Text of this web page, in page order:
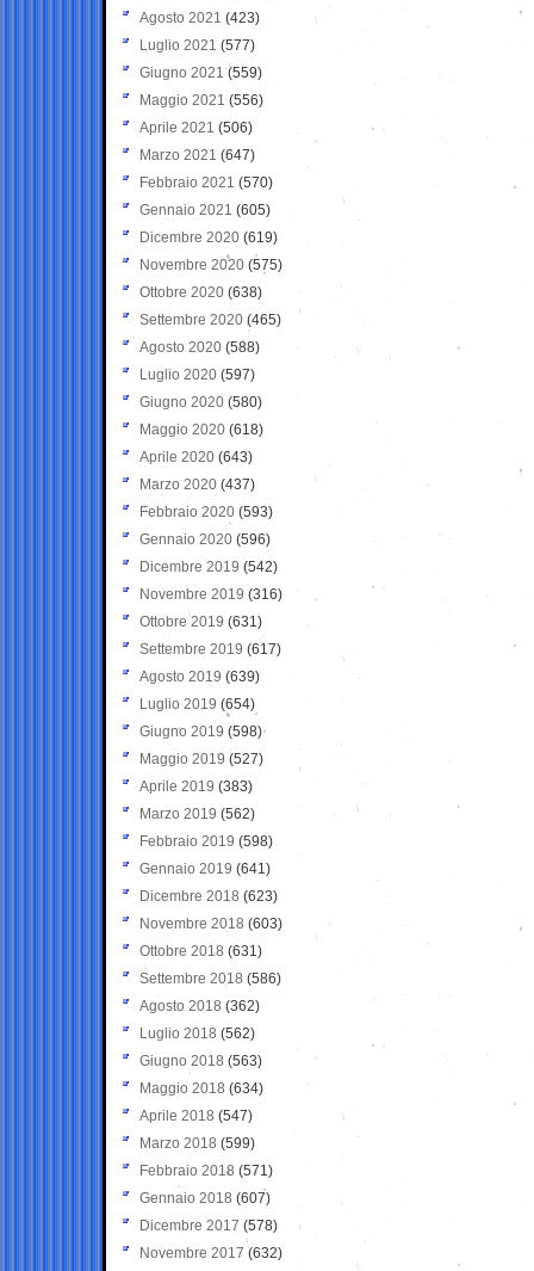
Agosto 2021 (423)
Luglio 2021 (577)
Giugno 2021(559)
Maggio 2021 (556)
Aprile 2021 (506)
Marzo 2021 (647)
Febbraio 2021 (570)
Gennaio 2021 (605)
Dicembre 2020 (619)
Novembre 2020 (575)
Ottobre 2020 (638)
Settembre 2020(465)
Agosto 2020 (588)
Luglio 2020 (597)
Giugno 2020 (580)
Maggio 2020 (618)
Aprile 2020 (643)
Marzo 2020 (437)
Febbraio 2020 (593)
Gennaio 2020 (596)
Dicembre 2019 (542)
Novembre 2019 (316)
Ottobre 2019 (631)
Settembre 2019 (617)
Agosto 2019 (639)
Luglio 2019 (654)
Giugno 2019 (598)
Maggio 2019 (527)
Aprile 2019 (383)
Marzo 2019 (562)
Febbraio 2019 (598)
Gennaio 2019 (641)
Dicembre 2018 (623)
Novembre 2018 (603)
Ottobre 2018 (631)
Settembre 2018 (586)
Agosto 2018 (362)
Luglio 2018 (562)
Giugno 2018 (563)
Maggio 2018 (634)
Aprile 2018 (547)
Marzo 2018 (599)
Febbraio 2018 (571)
Gennaio 2018 (607)
Dicembre 2017 (578)
Novembre 2017 (632)